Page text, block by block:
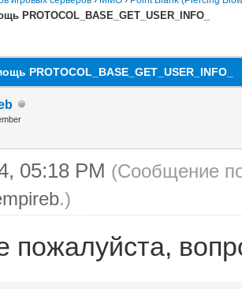
PROTOCOL_BASE_GET_USER_INFO_
PROTOCOL_BASE_GET_USER_INFO_
05:18 PM (Сообщение
.)
пожалуйста,